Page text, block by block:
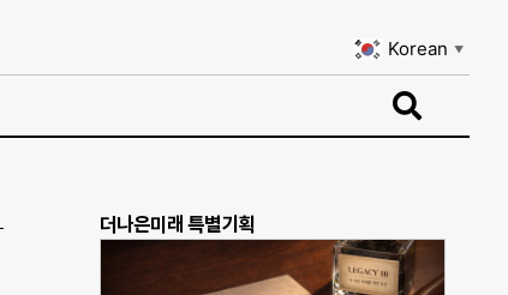
Korean ▼
더나은미래 특별기획